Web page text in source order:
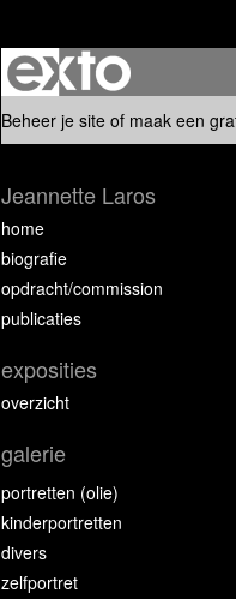
Beheer je site of maak een
Jeannette Laros
home
biografie
opdracht/commission
publicaties
exposities
overzicht
galerie
portretten (olie)
kinderportretten
divers
zelfportret